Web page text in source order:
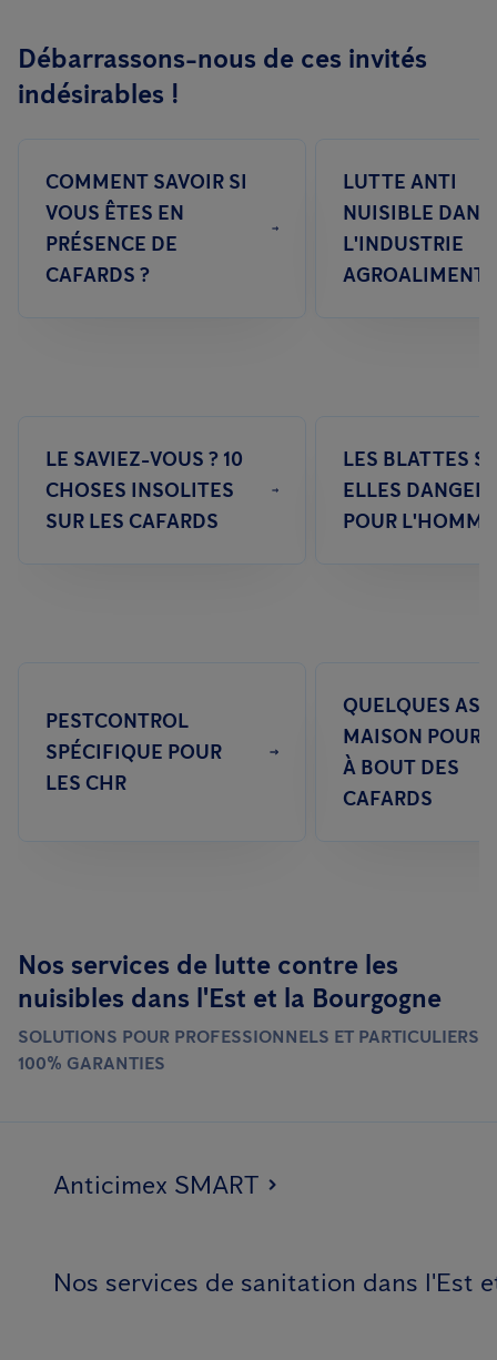
Débarrassons-nous de ces invités
indésirables !
COMMENT SAVOIR SI
VOUS ÊTES EN
PRÉSENCE DE
CAFARDS ?
LUTTE ANTI
NUISIBLE DANS
L'INDUSTRIE
LE SAVIEZ-VOUS ? 10
CHOSES INSOLITES
SUR LES CAFARDS
LES BLATTES
ELLES
POUR
PESTCONTROL
SPÉCIFIQUE POUR
LES CHR
QUELQUES
MAISON POUR
À BOUT DES
CAFARDS
Nos services de lutte contre les
nuisibles dans l'Est et la Bourgogne
SOLUTIONS POUR PROFESSIONNELS ET PARTICULIERS
100% GARANTIES
Anticimex SMART
Nos services de sanitation dans l'Est